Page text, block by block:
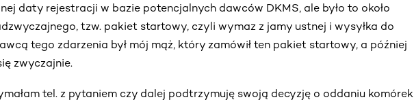
daty rejestracji w bazie potencjalnych dawców DKMS, ale było to około
tzw. pakiet startowy, czyli wymaz z jamy ustnej i wysyłka do
tego zdarzenia był mój mąż, który zamówił ten pakiet startowy, a później
zwyczajnie.
tel. z pytaniem czy dalej podtrzymuję swoją decyzję o oddaniu komórek